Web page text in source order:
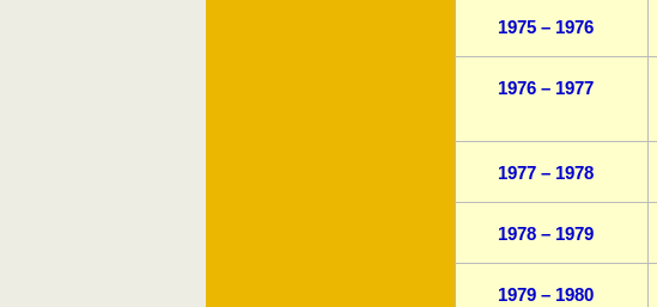
1975 – 1976
1976 – 1977
1977 – 1978
1978 – 1979
1979 – 1980